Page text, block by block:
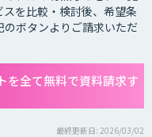
を比較・検討後、希望条
ボタンよりご請求いただ
を全て無料で資料請求す
最終更新日: 2026/03/02